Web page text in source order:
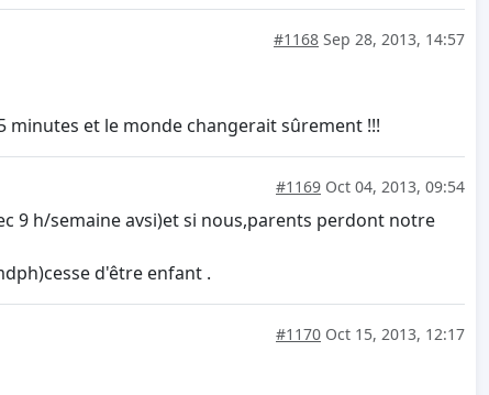
#1168 Sep 28, 2013, 14:57
minutes et le monde changerait sûrement !!!
#1169 Oct 04, 2013, 09:54
9 h/semaine avsi)et si nous,parents perdont notre
d'être enfant .
#1170 Oct 15, 2013, 12:17